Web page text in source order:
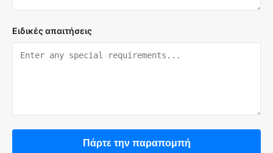
Ειδικές απαιτήσεις
Πάρτε την παραπομπή